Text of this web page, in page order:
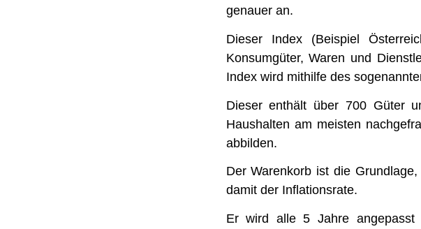
genauer an.
Dieser Index (Beispiel
Konsumgüter, Waren und
Index wird mithilfe des
Dieser enthält über 700 Güter
Haushalten am meisten
abbilden.
Der Warenkorb ist die
damit der Inflationsrate.
Er wird alle 5 Jahre